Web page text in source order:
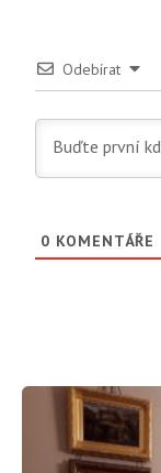
Odebírat
0 KOMENTÁŘE